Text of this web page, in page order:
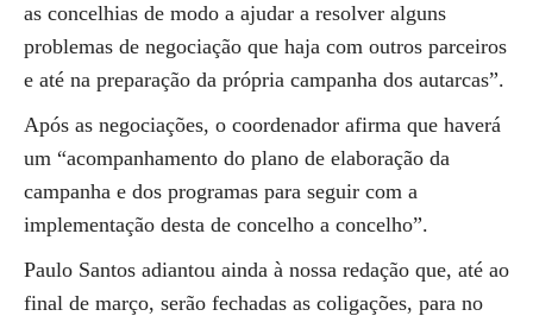
as concelhias de modo a ajudar a resolver alguns
problemas de negociação que haja com outros parceiros
e até na preparação da própria campanha dos autarcas”.
Após as negociações, o coordenador afirma que haverá
um “acompanhamento do plano de elaboração da
campanha e dos programas para seguir com a
implementação desta de concelho a concelho”.
Paulo Santos adiantou ainda à nossa redação que, até ao
final de março, serão fechadas as coligações, para no